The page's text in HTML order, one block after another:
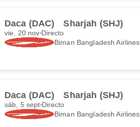
Daca (DAC) Sharjah (SHJ)
vie, 20 nov Directo
Biman Bangladesh Airlines
Daca (DAC) Sharjah (SHJ)
sáb, 5 sept Directo
Biman Bangladesh Airlines